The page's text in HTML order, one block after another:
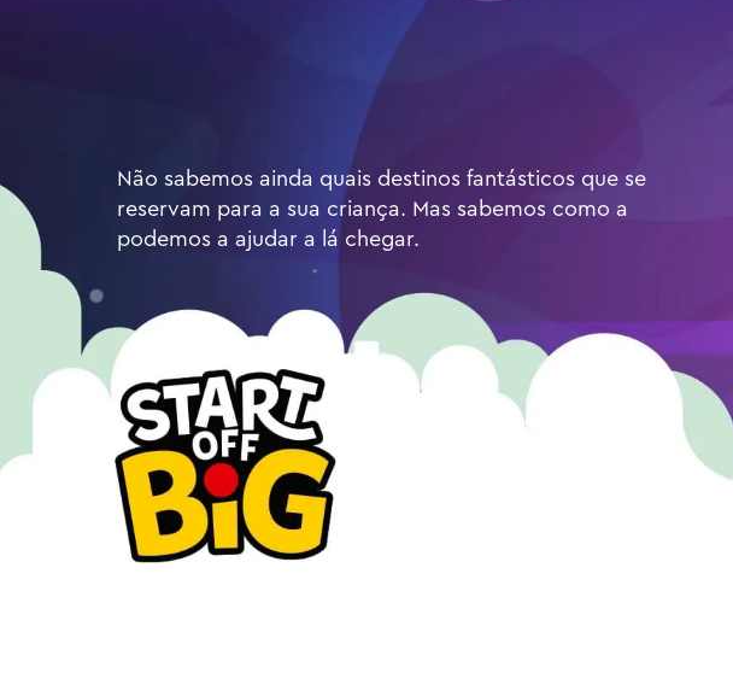
Não sabemos ainda quais destinos fantásticos que se
reservam para a sua criança. Mas sabemos como a
podemos a ajudar a lá chegar.